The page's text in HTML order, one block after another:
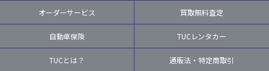
オーダーサービス 買取無料査定
自動車保険 TUCレンタカー
TUCとは？ 通販法・特定商取引